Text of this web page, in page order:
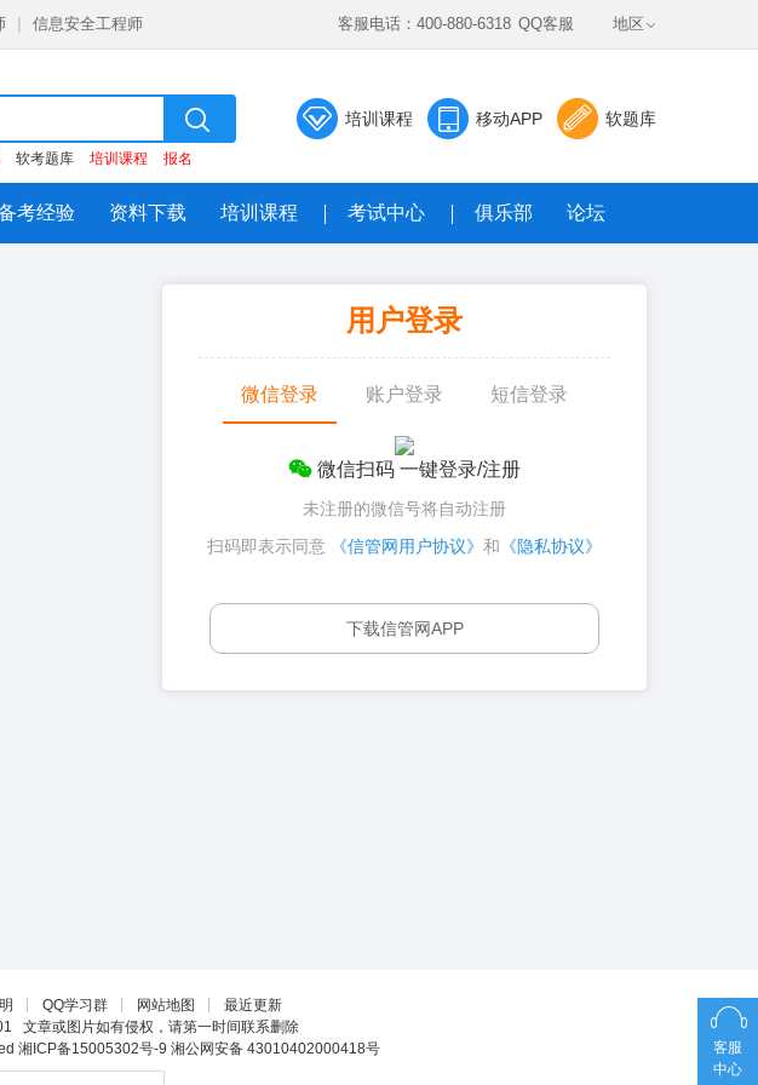
信息安全工程师 客服电话：400-880-6318 QQ客服 地区
软题库
移动APP
培训课程
软考题库 培训课程 报名
考经验 资料下载 培训课程 考试中心 俱乐部 论坛
大数据题库系统
练，章节练习，历年真题，全真模考免费答
用户登录
微信登录 账户登录 短信登录
微信扫码 一键登录/注册
未注册的微信号将自动注册
扫码即表示同意
《信管网用户协议》 和 《隐私协议》
下载信管网APP
┊ QQ学习群 ┊ 网站地图 ┊ 最近更新
文章或图片如有侵权，请第一时间联系删除
湘ICP备15005302号-9 湘公网安备 43010402000418号
客服
中心